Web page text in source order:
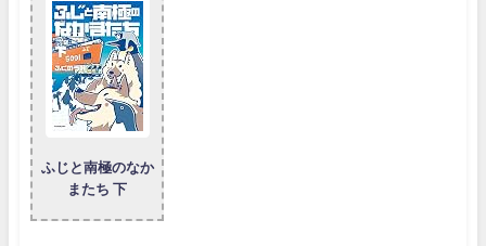
ふじと南極のなか
またち 下